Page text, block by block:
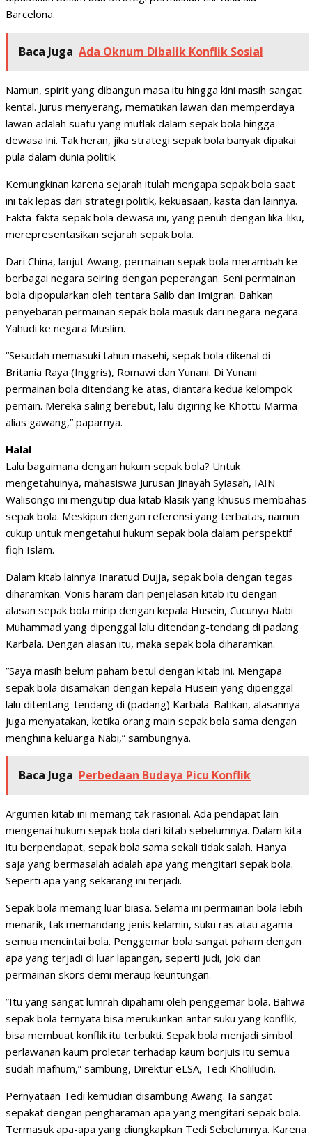
Barcelona.
Baca Juga Ada Oknum Dibalik Konflik Sosial
Namun, spirit yang dibangun masa itu hingga kini masih sangat
kental. Jurus menyerang, mematikan lawan dan memperdaya
lawan adalah suatu yang mutlak dalam sepak bola hingga
dewasa ini. Tak heran, jika strategi sepak bola banyak dipakai
pula dalam dunia politik.
Kemungkinan karena sejarah itulah mengapa sepak bola saat
ini tak lepas dari strategi politik, kekuasaan, kasta dan lainnya.
Fakta-fakta sepak bola dewasa ini, yang penuh dengan lika-liku,
merepresentasikan sejarah sepak bola.
Dari China, lanjut Awang, permainan sepak bola merambah ke
berbagai negara seiring dengan peperangan. Seni permainan
bola dipopularkan oleh tentara Salib dan Imigran. Bahkan
penyebaran permainan sepak bola masuk dari negara-negara
Yahudi ke negara Muslim.
“Sesudah memasuki tahun masehi, sepak bola dikenal di
Britania Raya (Inggris), Romawi dan Yunani. Di Yunani
permainan bola ditendang ke atas, diantara kedua kelompok
pemain. Mereka saling berebut, lalu digiring ke Khottu Marma
alias gawang,” paparnya.
Halal
Lalu bagaimana dengan hukum sepak bola? Untuk
mengetahuinya, mahasiswa Jurusan Jinayah Syiasah, IAIN
Walisongo ini mengutip dua kitab klasik yang khusus membahas
sepak bola. Meskipun dengan referensi yang terbatas, namun
cukup untuk mengetahui hukum sepak bola dalam perspektif
fiqh Islam.
Dalam kitab lainnya Inaratud Dujja, sepak bola dengan tegas
diharamkan. Vonis haram dari penjelasan kitab itu dengan
alasan sepak bola mirip dengan kepala Husein, Cucunya Nabi
Muhammad yang dipenggal lalu ditendang-tendang di padang
Karbala. Dengan alasan itu, maka sepak bola diharamkan.
”Saya masih belum paham betul dengan kitab ini. Mengapa
sepak bola disamakan dengan kepala Husein yang dipenggal
lalu ditentang-tendang di (padang) Karbala. Bahkan, alasannya
juga menyatakan, ketika orang main sepak bola sama dengan
menghina keluarga Nabi,” sambungnya.
Baca Juga Perbedaan Budaya Picu Konflik
Argumen kitab ini memang tak rasional. Ada pendapat lain
mengenai hukum sepak bola dari kitab sebelumnya. Dalam kita
itu berpendapat, sepak bola sama sekali tidak salah. Hanya
saja yang bermasalah adalah apa yang mengitari sepak bola.
Seperti apa yang sekarang ini terjadi.
Sepak bola memang luar biasa. Selama ini permainan bola lebih
menarik, tak memandang jenis kelamin, suku ras atau agama
semua mencintai bola. Penggemar bola sangat paham dengan
apa yang terjadi di luar lapangan, seperti judi, joki dan
permainan skors demi meraup keuntungan.
”Itu yang sangat lumrah dipahami oleh penggemar bola. Bahwa
sepak bola ternyata bisa merukunkan antar suku yang konflik,
bisa membuat konflik itu terbukti. Sepak bola menjadi simbol
perlawanan kaum proletar terhadap kaum borjuis itu semua
sudah mafhum,” sambung, Direktur eLSA, Tedi Kholiludin.
Pernyataan Tedi kemudian disambung Awang. Ia sangat
sepakat dengan pengharaman apa yang mengitari sepak bola.
Termasuk apa-apa yang diungkapkan Tedi Sebelumnya. Karena